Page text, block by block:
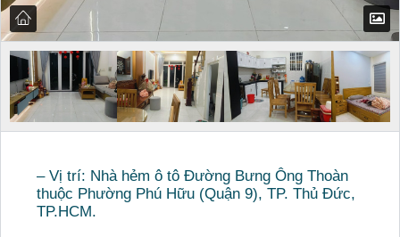
– Vị trí: Nhà hẻm ô tô Đường Bưng Ông Thoàn
thuộc Phường Phú Hữu (Quận 9), TP. Thủ Đức,
TP.HCM.